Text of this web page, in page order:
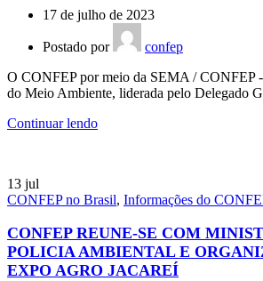
17 de julho de 2023
Postado por
confep
O CONFEP por meio da SEMA / CONFEP
do Meio Ambiente, liderada pelo Delegado
Continuar lendo
13 jul
CONFEP no Brasil, Informações do
CONFEP REUNE-SE COM
POLICIA AMBIENTAL E
EXPO AGRO JACAREÍ